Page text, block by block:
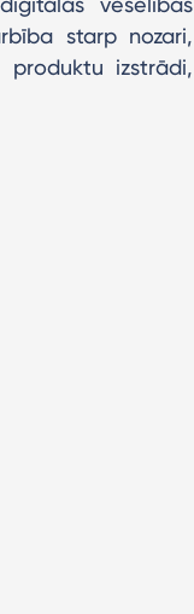
starp nozari,
izstrādi,